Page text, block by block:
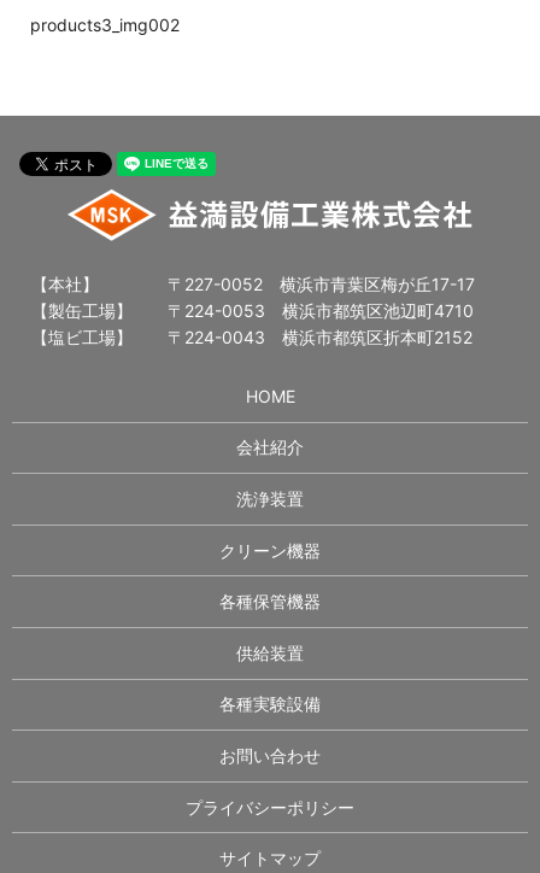
products3_img002
【本社】
〒227-0052 横浜市青葉区梅が丘17-17
【製缶工場】
〒224-0053 横浜市都筑区池辺町4710
【塩ビ工場】
〒224-0043 横浜市都筑区折本町2152
HOME
会社紹介
洗浄装置
クリーン機器
各種保管機器
供給装置
各種実験設備
お問い合わせ
プライバシーポリシー
サイトマップ